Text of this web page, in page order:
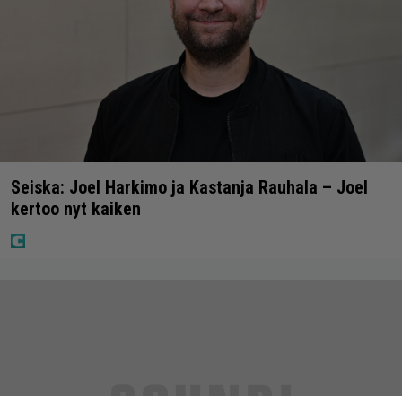
Seiska: Joel Harkimo ja Kastanja Rauhala – Joel
kertoo nyt kaiken